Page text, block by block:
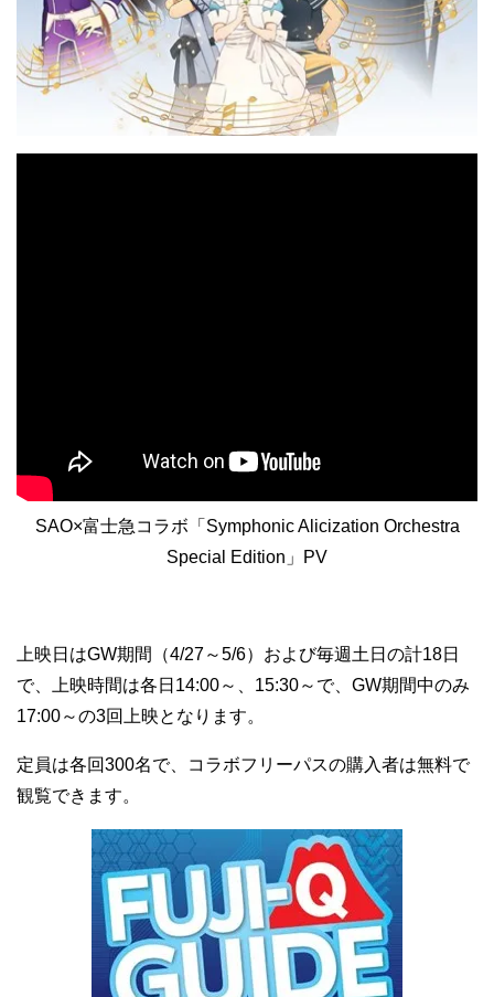
SAO×富士急コラボ「Symphonic Alicization Orchestra
Special Edition」PV
上映日はGW期間（4/27～5/6）および毎週土日の計18日
で、上映時間は各日14:00～、15:30～で、GW期間中のみ
17:00～の3回上映となります。
定員は各回300名で、コラボフリーパスの購入者は無料で
観覧できます。